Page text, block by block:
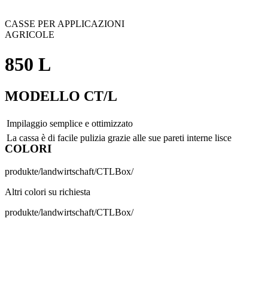
CASSE PER APPLICAZIONI
AGRICOLE
850 L
MODELLO CT/L
Impilaggio semplice e ottimizzato
La cassa è di facile pulizia grazie alle sue pareti interne lisce
COLORI
produkte/landwirtschaft/CTLBox/
Altri colori su richiesta
produkte/landwirtschaft/CTLBox/